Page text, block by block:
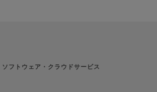
ソフトウェア・クラウドサービス